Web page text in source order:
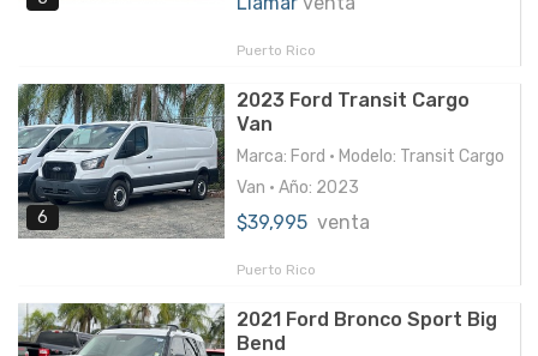
Puerto Rico
6
2023 Ford Transit Cargo
Van
Marca: Ford • Modelo: Transit Cargo
Van • Año: 2023
$39,995 venta
Puerto Rico
2021 Ford Bronco Sport Big
Bend